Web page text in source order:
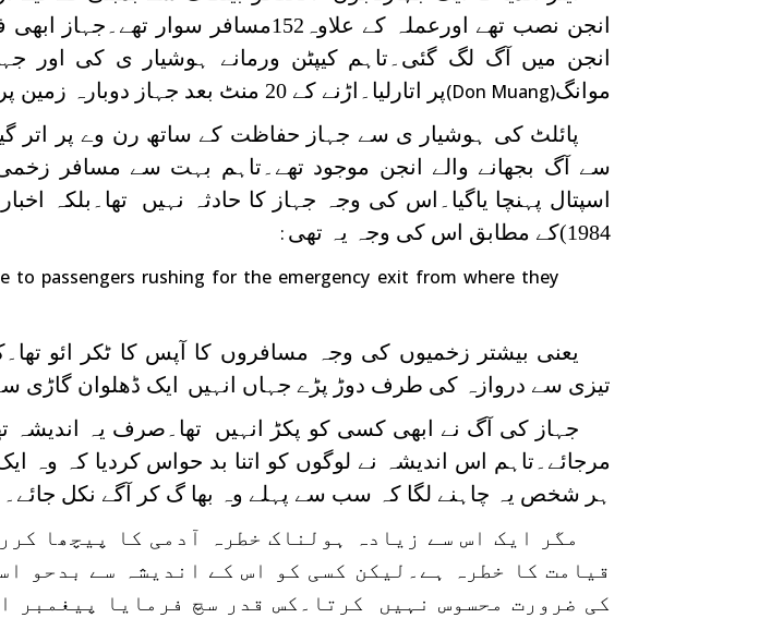
انجن نصب تھے اورعملہ کے علاوہ152مسافر
انجن میں آگ لگ گئی۔تاہم کیپٹن ورمانے ہوشیار ی کی اور
موانگ(Don Muang)پر اتارلیا۔اڑنے کے 20 منٹ بعد جہاز دوبارہ زمین پر تھا۔
پائلٹ کی ہوشیار ی سے جہاز حفاظت کے ساتھ رن وے پر اتر گیا
سے آگ بجھانے والے انجن موجود تھے۔تاہم بہت سے مسافر
1984)کے مطابق اس کی وجہ یہ تھی
:
to passengers rushing for the emergency exit from where they
یعنی بیشتر زخمیوں کی وجہ مسافروں کا آپس کا ٹکر ائو
تیزی سے دروازہ کی طرف دوڑ پڑے جہاں انہیں
ایک ڈھلوان گاڑی سے
جہاز کی آگ نے ابھی کسی کو پکڑ انہیں تھا۔صرف یہ اندیشہ
مرجائے۔تاہم اس اندیشہ نے لوگوں کو اتنا بد حواس کردیا کہ وہ
ہر شخص یہ چاہنے لگا کہ سب سے پہلے وہ بھا گ کر آگے نکل جائے۔
مگر ایک اس سے زیادہ ہولناک خطرہ آدمی کا پیچھا
قیامت کا خطرہ ہے۔لیکن کسی کو اس کے اندیشہ سے بدحو
کی ضرورت محسوس نہیں کرتا۔کس قدر سچ فرمایا پیغمبر